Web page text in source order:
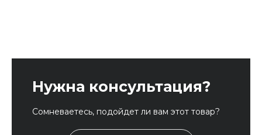
Нужна консультация?
Сомневаетесь, подойдет ли вам этот товар?